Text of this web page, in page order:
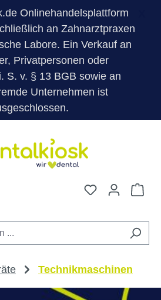
Onlinehandelsplattform
an Zahnarztpraxen
Labore. Ein Verkauf an
Privatpersonen oder
S. v. § 13 BGB sowie an
Unternehmen ist
Du hast 0
Technikmaschinen